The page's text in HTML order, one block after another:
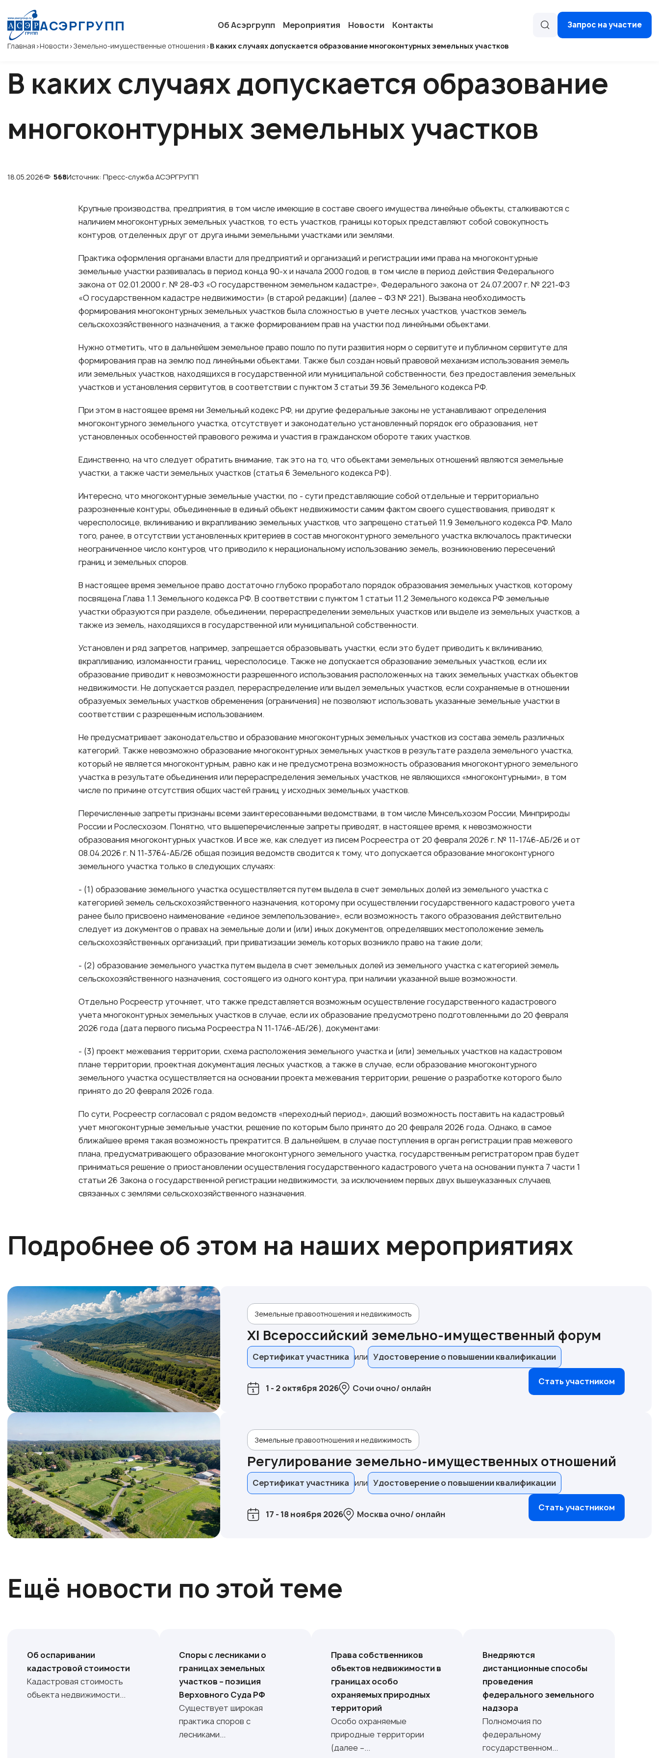
АСЭРГРУПП Об Асэргрупп Мероприятия Новости Контакты Запрос на участие
Главная >Новости >Земельно-имущественные отношения >В каких случаях допускается образование многоконтурных земельных участков
В каких случаях допускается образование
многоконтурных земельных участков
18.05.2026 568Источник: Пресс-служба АСЭРГРУПП
Крупные производства, предприятия, в том числе имеющие в составе своего имущества линейные объекты, сталкиваются с
наличием многоконтурных земельных участков, то есть участков, границы которых представляют собой совокупность
контуров, отделенных друг от друга иными земельными участками или землями.
Практика оформления органами власти для предприятий и организаций и регистрации ими права на многоконтурные
земельные участки развивалась в период конца 90-х и начала 2000 годов, в том числе в период действия Федерального
закона от 02.01.2000 г. № 28-ФЗ «О государственном земельном кадастре», Федерального закона от 24.07.2007 г. № 221-ФЗ
«О государственном кадастре недвижимости» (в старой редакции) (далее – ФЗ № 221). Вызвана необходимость
формирования многоконтурных земельных участков была сложностью в учете лесных участков, участков земель
сельскохозяйственного назначения, а также формированием прав на участки под линейными объектами.
Нужно отметить, что в дальнейшем земельное право пошло по пути развития норм о сервитуте и публичном сервитуте для
формирования прав на землю под линейными объектами. Также был создан новый правовой механизм использования земель
или земельных участков, находящихся в государственной или муниципальной собственности, без предоставления земельных
участков и установления сервитутов, в соответствии с пунктом 3 статьи 39.36 Земельного кодекса РФ.
При этом в настоящее время ни Земельный кодекс РФ, ни другие федеральные законы не устанавливают определения
многоконтурного земельного участка, отсутствует и законодательно установленный порядок его образования, нет
установленных особенностей правового режима и участия в гражданском обороте таких участков.
Единственно, на что следует обратить внимание, так это на то, что объектами земельных отношений являются земельные
участки, а также части земельных участков (статья 6 Земельного кодекса РФ).
Интересно, что многоконтурные земельные участки, по - сути представляющие собой отдельные и территориально
разрозненные контуры, объединенные в единый объект недвижимости самим фактом своего существования, приводят к
чересполосице, вклиниванию и вкрапливанию земельных участков, что запрещено статьей 11.9 Земельного кодекса РФ. Мало
того, ранее, в отсутствии установленных критериев в состав многоконтурного земельного участка включалось практически
неограниченное число контуров, что приводило к нерациональному использованию земель, возникновению пересечений
границ и земельных споров.
В настоящее время земельное право достаточно глубоко проработало порядок образования земельных участков, которому
посвящена Глава 1.1 Земельного кодекса РФ. В соответствии с пунктом 1 статьи 11.2 Земельного кодекса РФ земельные
участки образуются при разделе, объединении, перераспределении земельных участков или выделе из земельных участков, а
также из земель, находящихся в государственной или муниципальной собственности.
Установлен и ряд запретов, например, запрещается образовывать участки, если это будет приводить к вклиниванию,
вкрапливанию, изломанности границ, чересполосице. Также не допускается образование земельных участков, если их
образование приводит к невозможности разрешенного использования расположенных на таких земельных участках объектов
недвижимости. Не допускается раздел, перераспределение или выдел земельных участков, если сохраняемые в отношении
образуемых земельных участков обременения (ограничения) не позволяют использовать указанные земельные участки в
соответствии с разрешенным использованием.
Не предусматривает законодательство и образование многоконтурных земельных участков из состава земель различных
категорий. Также невозможно образование многоконтурных земельных участков в результате раздела земельного участка,
который не является многоконтурным, равно как и не предусмотрена возможность образования многоконтурного земельного
участка в результате объединения или перераспределения земельных участков, не являющихся «многоконтурными», в том
числе по причине отсутствия общих частей границ у исходных земельных участков.
Перечисленные запреты признаны всеми заинтересованными ведомствами, в том числе Минсельхозом России, Минприроды
России и Рослесхозом. Понятно, что вышеперечисленные запреты приводят, в настоящее время, к невозможности
образования многоконтурных участков. И все же, как следует из писем Росреестра от 20 февраля 2026 г. № 11-1746-АБ/26 и от
08.04.2026 г. N 11-3764-АБ/26 общая позиция ведомств сводится к тому, что допускается образование многоконтурного
земельного участка только в следующих случаях:
- (1) образование земельного участка осуществляется путем выдела в счет земельных долей из земельного участка с
категорией земель сельскохозяйственного назначения, которому при осуществлении государственного кадастрового учета
ранее было присвоено наименование «единое землепользование», если возможность такого образования действительно
следует из документов о правах на земельные доли и (или) иных документов, определявших местоположение земель
сельскохозяйственных организаций, при приватизации земель которых возникло право на такие доли;
- (2) образование земельного участка путем выдела в счет земельных долей из земельного участка с категорией земель
сельскохозяйственного назначения, состоящего из одного контура, при наличии указанной выше возможности.
Отдельно Росреестр уточняет, что также представляется возможным осуществление государственного кадастрового
учета многоконтурных земельных участков в случае, если их образование предусмотрено подготовленными до 20 февраля
2026 года (дата первого письма Росреестра N 11-1746-АБ/26), документами:
- (3) проект межевания территории, схема расположения земельного участка и (или) земельных участков на кадастровом
плане территории, проектная документация лесных участков, а также в случае, если образование многоконтурного
земельного участка осуществляется на основании проекта межевания территории, решение о разработке которого было
принято до 20 февраля 2026 года.
По сути, Росреестр согласовал с рядом ведомств «переходный период», дающий возможность поставить на кадастровый
учет многоконтурные земельные участки, решение по которым было принято до 20 февраля 2026 года. Однако, в самое
ближайшее время такая возможность прекратится. В дальнейшем, в случае поступления в орган регистрации прав межевого
плана, предусматривающего образование многоконтурного земельного участка, государственным регистратором прав будет
приниматься решение о приостановлении осуществления государственного кадастрового учета на основании пункта 7 части 1
статьи 26 Закона о государственной регистрации недвижимости, за исключением первых двух вышеуказанных случаев,
связанных с землями сельскохозяйственного назначения.
Подробнее об этом на наших мероприятиях
Земельные правоотношения и недвижимость
XI Всероссийский земельно-имущественный форум
Сертификат участника Удостоверение о повышении квалификации
1 - 2 октября 2026 Сочи очно/ онлайн
Стать участником
Земельные правоотношения и недвижимость
Регулирование земельно-имущественных отношений
Сертификат участника Удостоверение о повышении квалификации
17 - 18 ноября 2026 Москва очно/ онлайн
Стать участником
Ещё новости по этой теме
Об оспаривании
кадастровой стоимости
Кадастровая стоимость
объекта недвижимости...
Споры с лесниками о
границах земельных
участков – позиция
Верховного Суда РФ
Существует широкая
практика споров с
лесниками...
Права собственников
объектов недвижимости в
границах особо
охраняемых природных
территорий
Особо охраняемые
природные территории
(далее –...
Внедряются
дистанционные способы
проведения
федерального земельного
надзора
Полномочия по
федеральному
государственном...